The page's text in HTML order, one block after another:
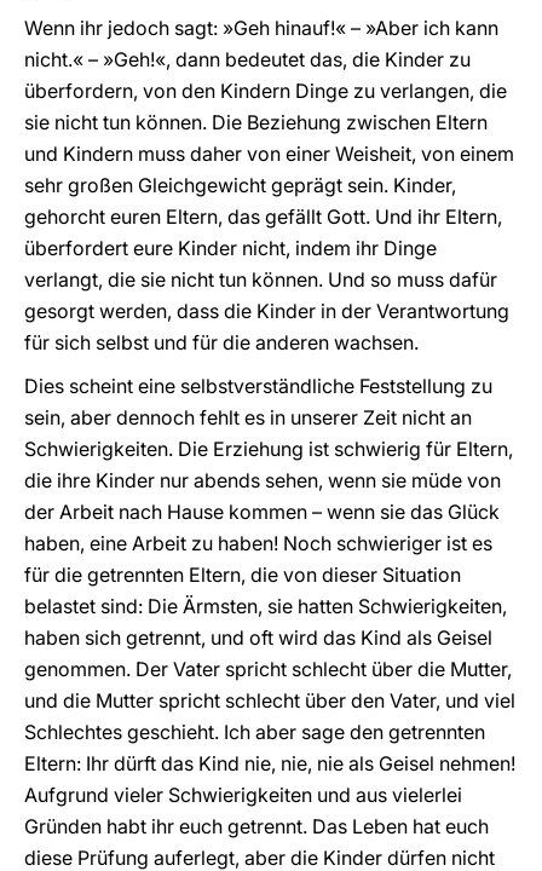
Wenn ihr jedoch sagt: »Geh hinauf!« – »Aber ich kann
nicht.« – »Geh!«, dann bedeutet das, die Kinder zu
überfordern, von den Kindern Dinge zu verlangen, die
sie nicht tun können. Die Beziehung zwischen Eltern
und Kindern muss daher von einer Weisheit, von einem
sehr großen Gleichgewicht geprägt sein. Kinder,
gehorcht euren Eltern, das gefällt Gott. Und ihr Eltern,
überfordert eure Kinder nicht, indem ihr Dinge
verlangt, die sie nicht tun können. Und so muss dafür
gesorgt werden, dass die Kinder in der Verantwortung
für sich selbst und für die anderen wachsen.
Dies scheint eine selbstverständliche Feststellung zu
sein, aber dennoch fehlt es in unserer Zeit nicht an
Schwierigkeiten. Die Erziehung ist schwierig für Eltern,
die ihre Kinder nur abends sehen, wenn sie müde von
der Arbeit nach Hause kommen – wenn sie das Glück
haben, eine Arbeit zu haben! Noch schwieriger ist es
für die getrennten Eltern, die von dieser Situation
belastet sind: Die Ärmsten, sie hatten Schwierigkeiten,
haben sich getrennt, und oft wird das Kind als Geisel
genommen. Der Vater spricht schlecht über die Mutter,
und die Mutter spricht schlecht über den Vater, und viel
Schlechtes geschieht. Ich aber sage den getrennten
Eltern: Ihr dürft das Kind nie, nie, nie als Geisel nehmen!
Aufgrund vieler Schwierigkeiten und aus vielerlei
Gründen habt ihr euch getrennt. Das Leben hat euch
diese Prüfung auferlegt, aber die Kinder dürfen nicht